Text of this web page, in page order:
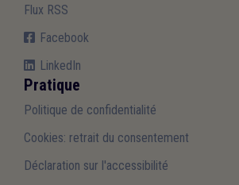
Flux RSS
Facebook
LinkedIn
Pratique
Politique de confidentialité
Cookies: retrait du consentement
Déclaration sur l'accessibilité